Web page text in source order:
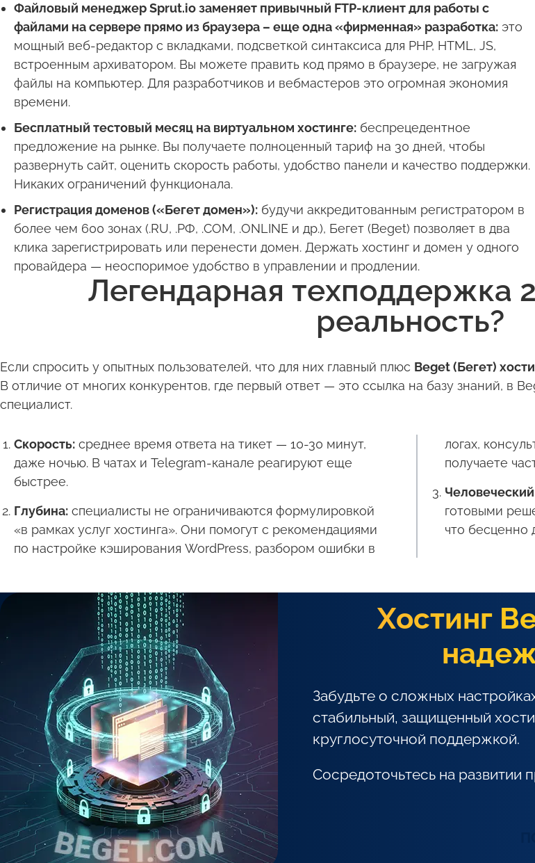
Файловый менеджер Sprut.io заменяет привычный FTP-клиент для работы с
файлами на сервере прямо из браузера – еще одна «фирменная» разработка: это
мощный веб-редактор с вкладками, подсветкой синтаксиса для PHP, HTML, JS,
встроенным архиватором. Вы можете править код прямо в браузере, не загружая
файлы на компьютер. Для разработчиков и вебмастеров это огромная экономия
времени.
Бесплатный тестовый месяц на виртуальном хостинге: беспрецедентное
предложение на рынке. Вы получаете полноценный тариф на 30 дней, чтобы
развернуть сайт, оценить скорость работы, удобство панели и качество поддержки.
Никаких ограничений функционала.
Регистрация доменов («Бегет домен»): будучи аккредитованным регистратором в
более чем 600 зонах (.RU, .РФ, .COM, .ONLINE и др.), Бегет (Beget) позволяет в два
клика зарегистрировать или перенести домен. Держать хостинг и домен у одного
провайдера — неоспоримое удобство в управлении и продлении.
Легендарная техподдержка
реальность?
Если спросить у опытных пользователей, что для них главный плюс Beget (Бегет)
В отличие от многих конкурентов, где первый ответ — это ссылка на базу знаний, в
специалист.
Скорость: среднее время ответа на тикет — 10-30 минут,
даже ночью. В чатах и Telegram-канале реагируют еще
быстрее.
Глубина: специалисты не ограничиваются формулировкой
«в рамках услуг хостинга». Они помогут с рекомендациями
по настройке кэширования WordPress, разбором ошибки в
логах,
получаете
готовыми
что бесценно
Хостинг
Забудьте о сложных
стабильный, защищенный
круглосуточной поддержкой.
Сосредоточьтесь на развитии